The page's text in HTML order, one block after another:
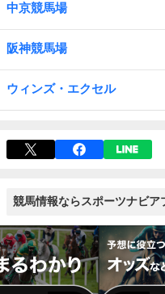
中京競馬場
阪神競馬場
ウィンズ・エクセル
競馬情報ならスポーツナビア